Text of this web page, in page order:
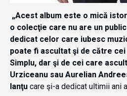
„Acest album este o mică
o colecţie care nu are un
dedicat celor care iubesc
poate fi ascultat şi de către
Simplu, dar şi de cei care
Urziceanu sau Aurelian
Ianţu care şi-a dedicat ultimii ani